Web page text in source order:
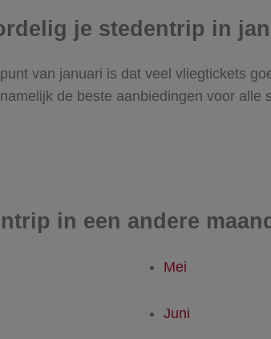
je stedentrip in
van januari is dat veel vliegtickets
de beste aanbiedingen voor
in een andere
Mei
Juni